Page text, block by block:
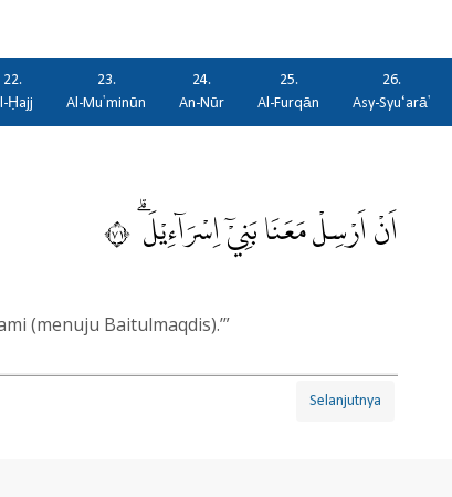
22.
Ḥajj
23.
Al-Mu'minūn
24.
An-Nūr
25.
Al-Furqān
26.
Asy-Syu‘arā'
اَنْ اَرْسِلْ مَعَنَا بَنِيْٓ اِسْرَاۤءِيْلَ ۗ ١٧
(menuju Baitulmaqdis).’”
Selanjutnya